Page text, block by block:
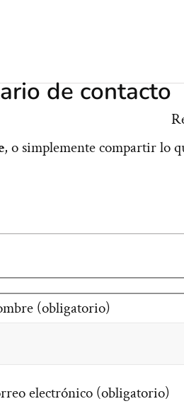
de contacto
, o simplemente compartir lo
(obligatorio)
electrónico (obligatorio)